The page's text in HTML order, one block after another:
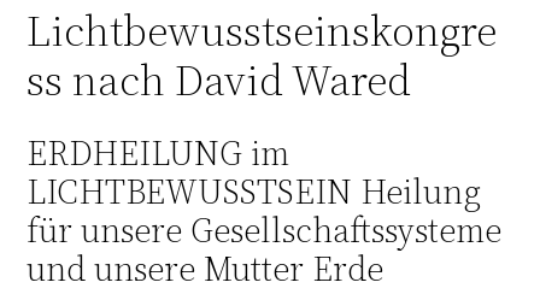
Lichtbewusstseinskongre
ss nach David Wared
ERDHEILUNG im
LICHTBEWUSSTSEIN Heilung
für unsere Gesellschaftssysteme
und unsere Mutter Erde